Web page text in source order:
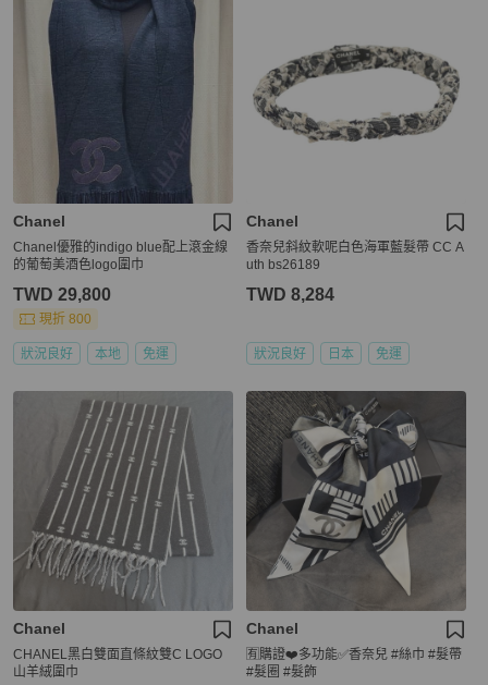
Chanel
Chanel優雅的indigo blue配上滾金線
的葡萄美酒色logo圍巾
TWD 29,800
現折 800
狀況良好 本地 免運
Chanel
香奈兒斜紋軟呢白色海軍藍髮帶 CC A
uth bs26189
TWD 8,284
狀況良好 日本 免運
Chanel
CHANEL黑白雙面直條紋雙C LOGO
山羊絨圍巾
Chanel
🈶購證❤️多功能✅香奈兒 #絲巾 #髮帶
#髮圈 #髮飾